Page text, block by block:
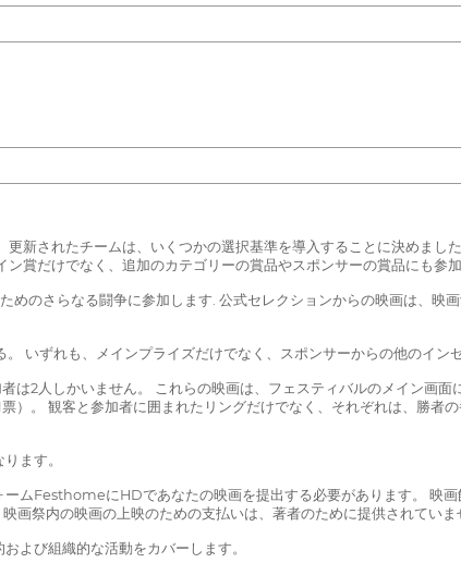
新されたチームは、いくつかの選択基準を導入することに決めまし
賞だけでなく、追加のカテゴリーの賞品やスポンサーの賞品にも参加
めのさらなる闘争に参加します. 公式セレクションからの映画は、映
いずれも、メインプライズだけでなく、スポンサーからの他のイン
は2人しかいません。 これらの映画は、フェスティバルのメイン画
）。 観客と参加者に囲まれたリングだけでなく、それぞれは、勝者
ます。
ムFesthomeにHDであなたの映画を提出する必要があります。 映
画祭内の映画の上映のための支払いは、著者のために提供されていま
よび組織的な活動をカバーします。